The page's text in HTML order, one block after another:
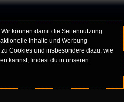
können damit die Seitennutzung
Inhalte und Werbung
Cookies und insbesondere dazu, wie
kannst, findest du in unseren